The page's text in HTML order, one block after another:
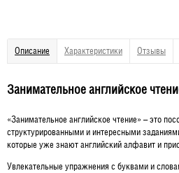
Описание Характеристики Отзывы
Занимательное английское
«Занимательное английское чтение» – это
структурированными и интересными
которые уже знают английский алфавит и
Увлекательные упражнения с буквами и